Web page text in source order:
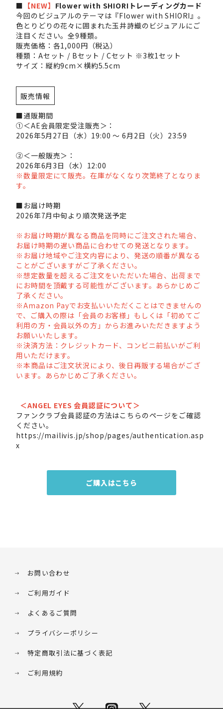
■ 【NEW】 Flower with SHIORIトレーディングカード
今回のビジュアルのテーマは『Flower with SHIORI』。
色とりどりの花々に囲まれた玉井詩織のビジュアルにご
注目ください。全9種類。
販売価格：各1,000円（税込）
種類：Aセット / Bセット / Cセット ※3枚1セット
サイズ：縦約9cm×横約5.5cm
販売情報
■通販期間
①＜AE会員限定受注販売＞：
2026年5月27日（水）19:00 ～ 6月2日（火）23:59
②＜一般販売＞：
2026年6月3日（水）12:00
※数量限定にて販売。在庫がなくなり次第終了となりま
す。
■お届け時期
2026年7月中旬より順次発送予定
※お届け時期が異なる商品を同時にご注文された場合、
お届け時期の遅い商品に合わせての発送となります。
※お届け地域やご注文内容により、発送の順番が異なる
ことがございますがご了承ください。
※想定数量を超えるご注文をいただいた場合、出荷まで
にお時間を頂戴する可能性がございます。あらかじめご
了承ください。
※Amazon Payでお支払いいただくことはできませんの
で、ご購入の際は「会員のお客様」もしくは「初めてご
利用の方・会員以外の方」からお進みいただきますよう
お願いいたします。
※決済方法：クレジットカード、コンビニ前払いがご利
用いただけます。
※本商品はご注文状況により、後日再販する場合がござ
います。あらかじめご了承ください。
＜ANGEL EYES 会員認証について＞
ファンクラブ会員認証の方法はこちらのページをご確認
ください。
https://mailivis.jp/shop/pages/authentication.asp
x
ご購入はこちら
お問い合わせ
ご利用ガイド
よくあるご質問
プライバシーポリシー
特定商取引法に基づく表記
ご利用規約